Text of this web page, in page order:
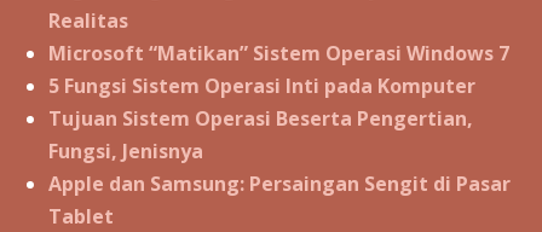
Realitas
Microsoft “Matikan” Sistem Operasi Windows 7
5 Fungsi Sistem Operasi Inti pada Komputer
Tujuan Sistem Operasi Beserta Pengertian,
Fungsi, Jenisnya
Apple dan Samsung: Persaingan Sengit di Pasar
Tablet